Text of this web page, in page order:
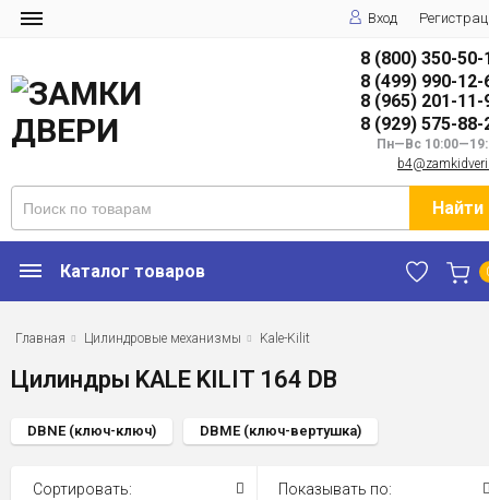
Вход
8 (800) 350-50-
8 (499) 990-12-
8 (965) 201-11-
8 (929) 575-88-
Пн—Вс
Найти
Каталог товаров
Главная Цилиндровые механизмы Kale-Kilit
Цилиндры KALE KILIT 164 DB
DBNE (ключ-ключ) DBME (ключ-вертушка)
Сортировать: Показывать по: